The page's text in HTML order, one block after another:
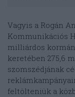
Vagyis a Rogán
Kommunikációs
milliárdos
keretében 275,6
szomszédjának
feltölteniük a